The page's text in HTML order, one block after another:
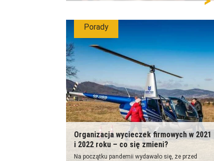
Organizacja wycieczek firmowych w 2021
i 2022 roku – co się zmieni?
Na początku pandemii wydawało się, że przed
Porady